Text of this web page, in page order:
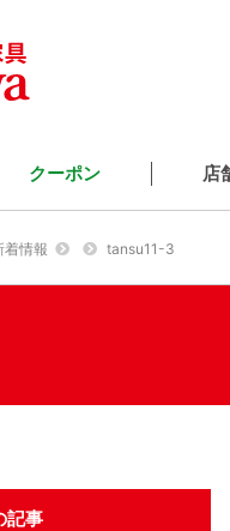
クーポン 店
着情報 tansu11-3
記事